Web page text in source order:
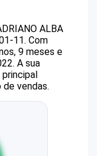
ALBA
11. Com
9 meses e
A sua
principal
vendas.